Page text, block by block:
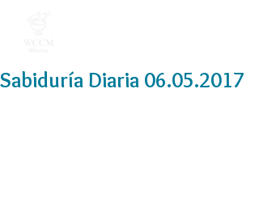
Sabiduría Diaria 06.05.2017